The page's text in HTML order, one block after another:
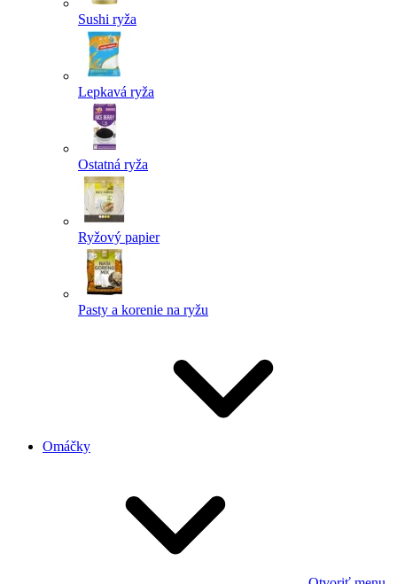
Sushi ryža
Lepkavá ryža
Ostatná ryža
Ryžový papier
Pasty a korenie na ryžu
Omáčky